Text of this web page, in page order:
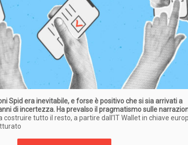
Spid era inevitabile, e forse è positivo che si sia arrivati a
di incertezza. Ha prevalso il pragmatismo sulle
costruire tutto il resto, a partire dall'IT Wallet in chiave